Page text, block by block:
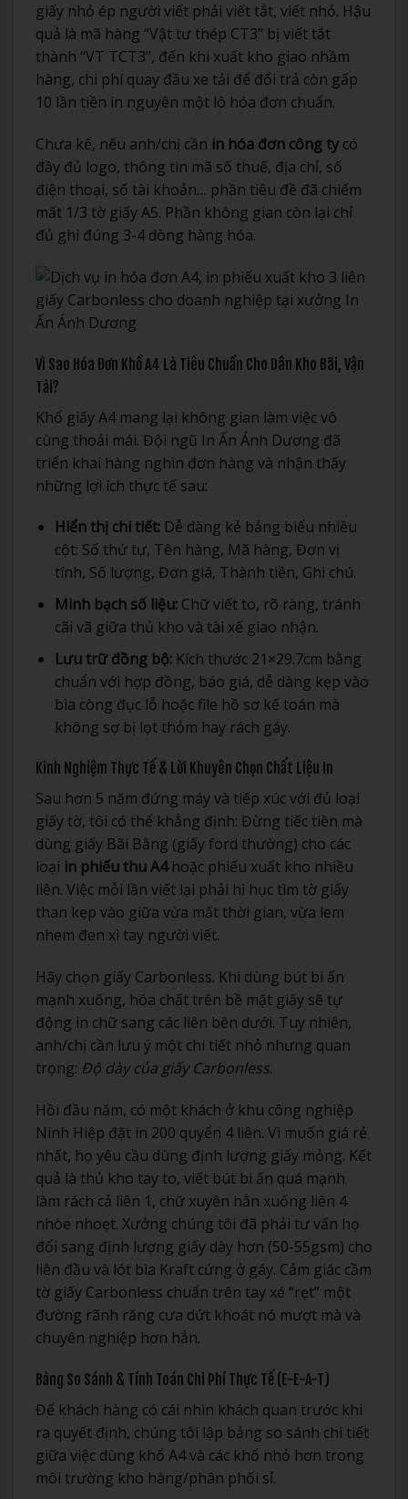
giấy nhỏ ép người viết phải viết tắt, viết nhỏ. Hậu
quả là mã hàng “Vật tư thép CT3” bị viết tắt
thành “VT TCT3”, đến khi xuất kho giao nhầm
hàng, chi phí quay đầu xe tải để đổi trả còn gấp
10 lần tiền in nguyên một lô hóa đơn chuẩn.
Chưa kể, nếu anh/chị cần in hóa đơn công ty có
đầy đủ logo, thông tin mã số thuế, địa chỉ, số
điện thoại, số tài khoản… phần tiêu đề đã chiếm
mất 1/3 tờ giấy A5. Phần không gian còn lại chỉ
đủ ghi đúng 3-4 dòng hàng hóa.
Vì Sao Hóa Đơn Khổ A4 Là Tiêu Chuẩn Cho Dân Kho Bãi, Vận
Tải?
Khổ giấy A4 mang lại không gian làm việc vô
cùng thoải mái. Đội ngũ In Ấn Ánh Dương đã
triển khai hàng nghìn đơn hàng và nhận thấy
những lợi ích thực tế sau:
Hiển thị chi tiết:Dễ dàng kẻ bảng biểu nhiều
cột: Số thứ tự, Tên hàng, Mã hàng, Đơn vị
tính, Số lượng, Đơn giá, Thành tiền, Ghi chú.
Minh bạch số liệu:Chữ viết to, rõ ràng, tránh
cãi vã giữa thủ kho và tài xế giao nhận.
Lưu trữ đồng bộ:Kích thước 21×29.7cm bằng
chuẩn với hợp đồng, báo giá, dễ dàng kẹp vào
bìa còng đục lỗ hoặc file hồ sơ kế toán mà
không sợ bị lọt thỏm hay rách gáy.
Kinh Nghiệm Thực Tế & Lời Khuyên Chọn Chất Liệu In
Sau hơn 5 năm đứng máy và tiếp xúc với đủ loại
giấy tờ, tôi có thể khẳng định: Đừng tiếc tiền mà
dùng giấy Bãi Bằng (giấy ford thường) cho các
loại in phiếu thu A4hoặc phiếu xuất kho nhiều
liên. Việc mỗi lần viết lại phải hì hục tìm tờ giấy
than kẹp vào giữa vừa mất thời gian, vừa lem
nhem đen xì tay người viết.
Hãy chọn giấy Carbonless. Khi dùng bút bi ấn
mạnh xuống, hóa chất trên bề mặt giấy sẽ tự
động in chữ sang các liên bên dưới. Tuy nhiên,
anh/chị cần lưu ý một chi tiết nhỏ nhưng quan
trọng: Độ dày của giấy Carbonless.
Hồi đầu năm, có một khách ở khu công nghiệp
Ninh Hiệp đặt in 200 quyển 4 liên. Vì muốn giá rẻ
nhất, họ yêu cầu dùng định lượng giấy mỏng. Kết
quả là thủ kho tay to, viết bút bi ấn quá mạnh
làm rách cả liên 1, chữ xuyên hẳn xuống liên 4
nhòe nhoẹt. Xưởng chúng tôi đã phải tư vấn họ
đổi sang định lượng giấy dày hơn (50-55gsm) cho
liên đầu và lót bìa Kraft cứng ở gáy. Cảm giác cầm
tờ giấy Carbonless chuẩn trên tay xé “rẹt” một
đường rãnh răng cưa dứt khoát nó mượt mà và
chuyên nghiệp hơn hẳn.
Bảng So Sánh & Tính Toán Chi Phí Thực Tế (E-E-A-T)
Để khách hàng có cái nhìn khách quan trước khi
ra quyết định, chúng tôi lập bảng so sánh chi tiết
giữa việc dùng khổ A4 và các khổ nhỏ hơn trong
môi trường kho hàng/phân phối sỉ.